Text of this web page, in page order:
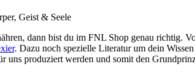
Geist & Seele
dann bist du im FNL Shop genau richtig.
. Dazu noch spezielle Literatur um dein Wissen
produziert werden und somit den